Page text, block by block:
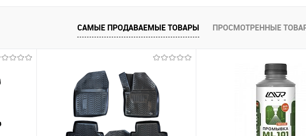
Купить в 1 клик
Сравнение
В избранное
Под заказ
САМЫЕ ПРОДАВАЕМЫЕ ТОВАРЫ ПРОСМОТРЕННЫЕ